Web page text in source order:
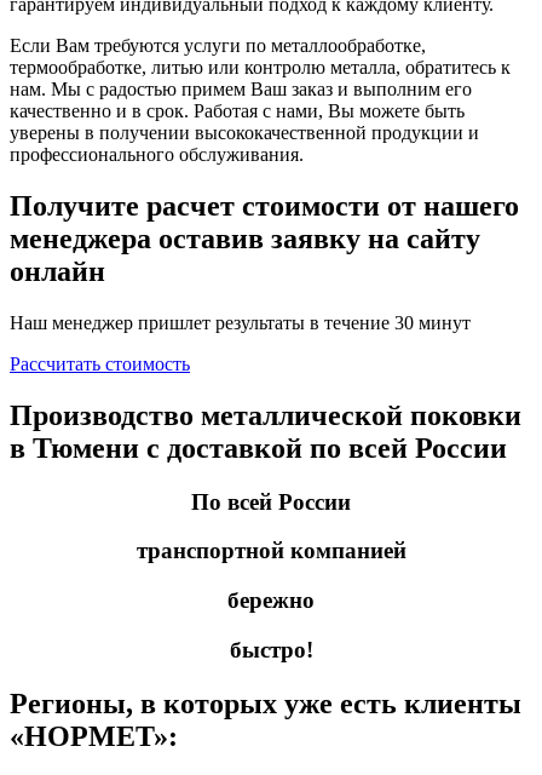
гарантируем индивидуальный подход к каждому клиенту.
Если Вам требуются услуги по металлообработке,
термообработке, литью или контролю металла, обратитесь к
нам. Мы с радостью примем Ваш заказ и выполним его
качественно и в срок. Работая с нами, Вы можете быть
уверены в получении высококачественной продукции и
профессионального обслуживания.
Получите расчет стоимости от нашего
менеджера оставив заявку на сайту
онлайн
Наш менеджер пришлет результаты в течение 30 минут
Рассчитать стоимость
Производство металлической поковки
в Тюмени с доставкой по всей России
По всей России
транспортной компанией
бережно
быстро!
Регионы, в которых уже есть клиенты
«НОРМЕТ»: